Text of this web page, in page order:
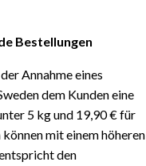
Bestellungen
Annahme eines
dem Kunden eine
5 kg und 19,90 € für
mit einem höheren
den